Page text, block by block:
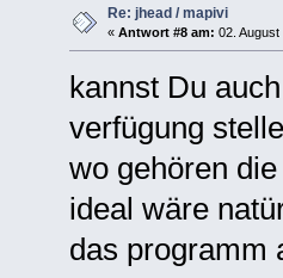
Re: jhead / mapivi
« Antwort #8 am: 02.
kannst Du
verfügung
wo gehören
ideal wäre
das programm